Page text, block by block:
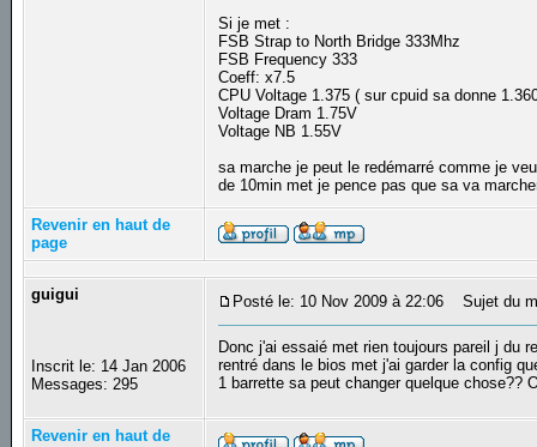
Si je met :
FSB Strap to North Bridge 333Mhz
FSB Frequency 333
Coeff: x7.5
CPU Voltage 1.375 ( sur cpuid sa donne
Voltage Dram 1.75V
Voltage NB 1.55V
sa marche je peut le redémarré comme je
de 10min met je pence pas que sa va
Revenir en haut de
page
guigui
Inscrit le: 14 Jan 2006
Messages: 295
Posté le: 10 Nov 2009 à 22:06 Sujet du
Donc j'ai essaié met rien toujours pareil j du
rentré dans le bios met j'ai garder la config
1 barrette sa peut changer quelque
Revenir en haut de